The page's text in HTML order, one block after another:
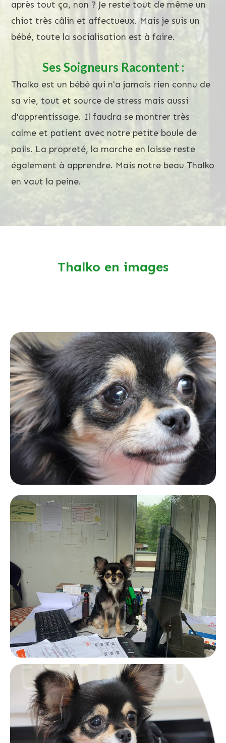
après tout ça, non ? Je reste tout de même un
chiot très câlin et affectueux. Mais je suis un
bébé, toute la socialisation est à faire.
Ses Soigneurs Racontent :
Thalko est un bébé qui n'a jamais rien connu de
sa vie, tout et source de stress mais aussi
d'apprentissage. Il faudra se montrer très
calme et patient avec notre petite boule de
poils. La propreté, la marche en laisse reste
également à apprendre. Mais notre beau Thalko
en vaut la peine.
Thalko en images